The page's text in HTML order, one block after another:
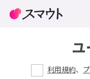
利用規約、